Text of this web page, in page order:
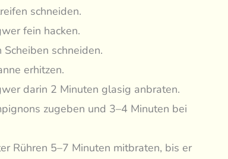
schneiden.
fein hacken.
schneiden.
erhitzen.
darin 2 Minuten glasig anbraten.
zugeben und 3–4 Minuten bei
Rühren 5–7 Minuten mitbraten, bis er